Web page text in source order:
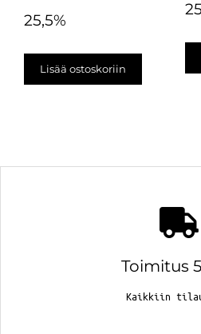
25,5%
Lisää ostoskoriin
Toimitus
Kaikkiin